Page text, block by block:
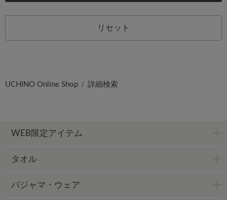
リセット
UCHINO Online Shop 詳細検索
WEB限定アイテム
タオル
パジャマ・ウェア